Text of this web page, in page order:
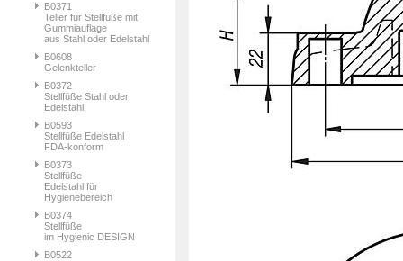
B0371
Teller für Stellfüße mit
Gummiauflage
aus Stahl oder Edelstahl
B0608
Gelenkteller
B0372
Stellfüße Stahl oder
Edelstahl
B0593
Stellfüße Edelstahl
FDA-konform
B0373
Stellfüße
Edelstahl für
Hygienebereich
B0374
Stellfüße
im Hygienic DESIGN
B0522